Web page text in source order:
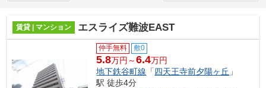
賃貸 | マンション エスライズ難波EAST
仲手無料 敷0
5.8万円～6.4万円
地下鉄谷町線 「四天王寺前夕陽ヶ丘 」
駅 徒歩4分